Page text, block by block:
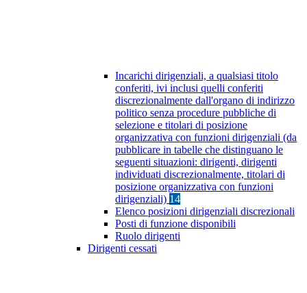
Incarichi dirigenziali, a qualsiasi titolo
conferiti, ivi inclusi quelli conferiti
discrezionalmente dall'organo di indirizzo
politico senza procedure pubbliche di
selezione e titolari di posizione
organizzativa con funzioni dirigenziali (da
pubblicare in tabelle che distinguano le
seguenti situazioni: dirigenti, dirigenti
individuati discrezionalmente, titolari di
posizione organizzativa con funzioni
dirigenziali) 14
Elenco posizioni dirigenziali discrezionali
Posti di funzione disponibili
Ruolo dirigenti
Dirigenti cessati